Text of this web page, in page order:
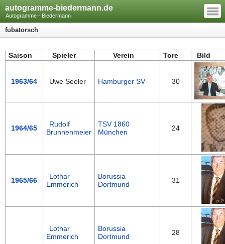
autogramme-biedermann.de
Autogramme - Biedermann
—
—
—
fubatorsch
Saison Spieler Verein Tore
1963/64 Uwe Seeler Hamburger SV 30
1964/65
Rudolf
Brunnenmeier
TSV 1860
München
24
1965/66
Lothar
Emmerich
Borussia
Dortmund
31
Lothar
Emmerich
Borussia
Dortmund
28